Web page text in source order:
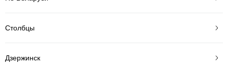
Столбцы
Дзержинск